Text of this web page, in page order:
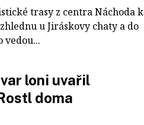
trasy z centra Náchoda k
u Jiráskovy chaty a do
loni uvařil
doma